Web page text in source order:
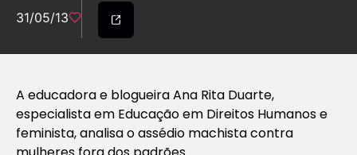
31/05/13
A educadora e blogueira Ana Rita Duarte,
especialista em Educação em Direitos Humanos e
feminista, analisa o assédio machista contra